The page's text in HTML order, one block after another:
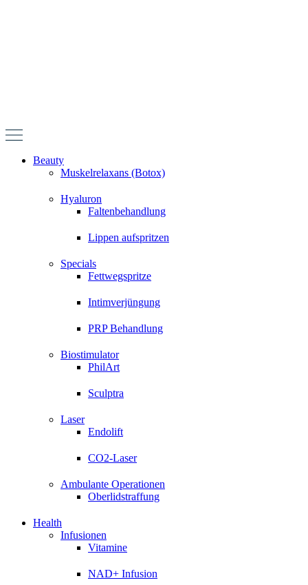
Beauty
Muskelrelaxans (Botox)
Hyaluron
Faltenbehandlung
Lippen aufspritzen
Specials
Fettwegspritze
Intimverjüngung
PRP Behandlung
Biostimulator
PhilArt
Sculptra
Laser
Endolift
CO2-Laser
Ambulante Operationen
Oberlidstraffung
Health
Infusionen
Vitamine
NAD+ Infusion